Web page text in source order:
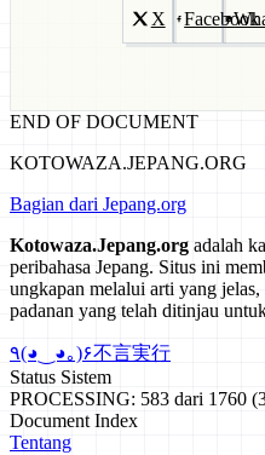
X Facebook
END OF DOCUMENT
KOTOWAZA.JEPANG.ORG
Bagian dari Jepang.org
Kotowaza.Jepang.org adalah
peribahasa Jepang. Situs ini
ungkapan melalui arti yang
padanan yang telah ditinjau
٩(◕‿◕｡)۶不言実行
Status Sistem
PROCESSING: 583 dari 1760
Document Index
Tentang